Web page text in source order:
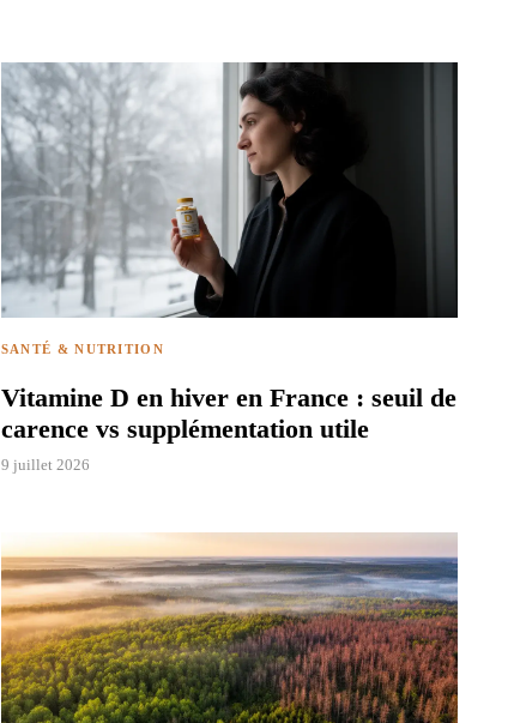
SANTÉ & NUTRITION
Vitamine D en hiver en France : seuil de
carence vs supplémentation utile
9 juillet 2026